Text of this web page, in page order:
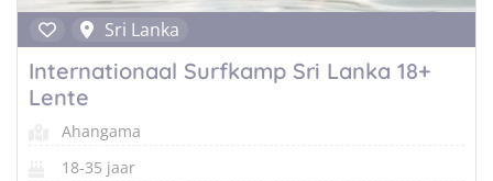
Sri Lanka
Internationaal Surfkamp Sri Lanka 18+
Lente
Ahangama
18-35 jaar